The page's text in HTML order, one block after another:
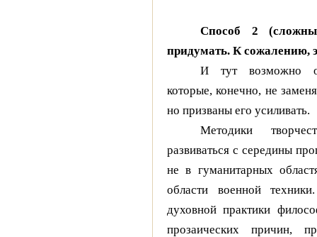
Способ 2
придумать. К сожалению,
И тут возможно
которые, конечно, не
но призваны его усиливать.
Методики
развиваться с середины
не в гуманитарных
области военной
духовной практики
прозаических причин,